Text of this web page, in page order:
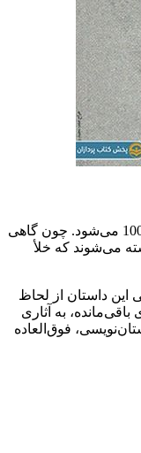
(نکته 1: مجموع نمرات 5 معیار زیر، بیش از 100 می‌شود. چون گاهی
می‌شوند که خلأ
نمره‌ی مجموعی «100»، یعنی این داستان از لحاظ
و عالی است. اما 25 نمره‌ی باقی‌مانده، به آثاری
فوق‌العاده